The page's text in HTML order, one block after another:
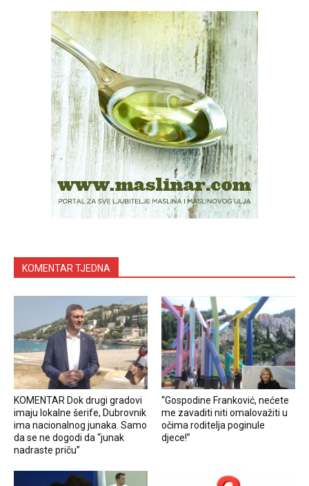
KOMENTAR TJEDNA
KOMENTAR Dok drugi gradovi
imaju lokalne šerife, Dubrovnik
ima nacionalnog junaka. Samo
da se ne dogodi da “junak
nadraste priču”
“Gospodine Franković, nećete
me zavaditi niti omalovažiti u
očima roditelja poginule
djece!”